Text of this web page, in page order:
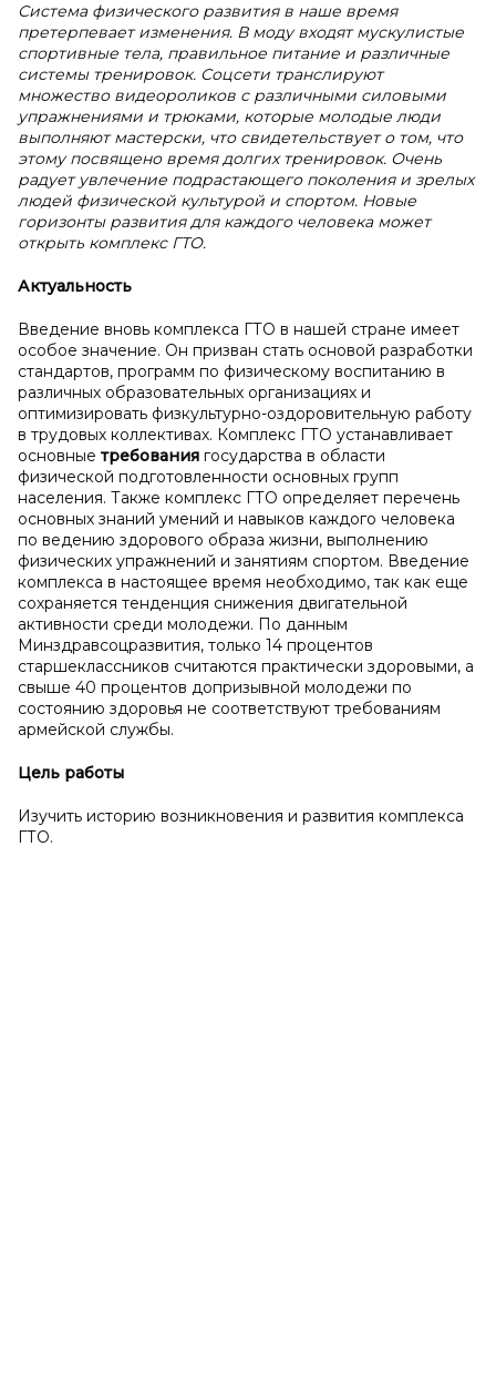
Система физического развития в наше время
претерпевает изменения. В моду входят мускулистые
спортивные тела, правильное питание и различные
системы тренировок. Соцсети транслируют
множество видеороликов с различными силовыми
упражнениями и трюками, которые молодые люди
выполняют мастерски, что свидетельствует о том, что
этому посвящено время долгих тренировок. Очень
радует увлечение подрастающего поколения и зрелых
людей физической культурой и спортом. Новые
горизонты развития для каждого человека может
открыть комплекс ГТО.
Актуальность
Введение вновь комплекса ГТО в нашей стране имеет
особое значение. Он призван стать основой разработки
стандартов, программ по физическому воспитанию в
различных образовательных организациях и
оптимизировать физкультурно-оздоровительную работу
в трудовых коллективах. Комплекс ГТО устанавливает
основные требования государства в области
физической подготовленности основных групп
населения. Также комплекс ГТО определяет перечень
основных знаний умений и навыков каждого человека
по ведению здорового образа жизни, выполнению
физических упражнений и занятиям спортом. Введение
комплекса в настоящее время необходимо, так как еще
сохраняется тенденция снижения двигательной
активности среди молодежи. По данным
Минздравсоцразвития, только 14 процентов
старшеклассников считаются практически здоровыми, а
свыше 40 процентов допризывной молодежи по
состоянию здоровья не соответствуют требованиям
армейской службы.
Цель работы
Изучить историю возникновения и развития комплекса
ГТО.